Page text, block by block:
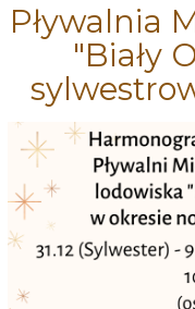
Pływalnia
"Biały